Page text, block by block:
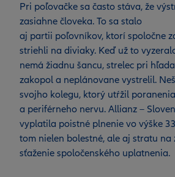
Pri poľovačke sa často stáva, že
zasiahne človeka. To sa stalo
aj partii poľovníkov, ktorí spoločne
striehli na diviaky. Keď už to
nemá žiadnu šancu, strelec pri
zakopol a neplánovane vystrelil.
svojho kolegu, ktorý utŕžil
a periférneho nervu. Allianz –
vyplatila poistné plnenie vo výške
tom nielen bolestné, ale aj stratu na
sťaženie spoločenského uplatnenia.